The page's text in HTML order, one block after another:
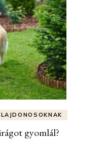
gyomlál?